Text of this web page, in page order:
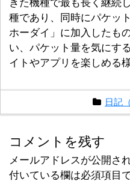
きた機種で最も長く継続
種であり、同時にパケッ
ホーダイ」に加入したも
い、パケット量を気にす
イトやアプリを楽しめる
日記
コメントを残す
メールアドレスが公開さ
付いている欄は必須項目